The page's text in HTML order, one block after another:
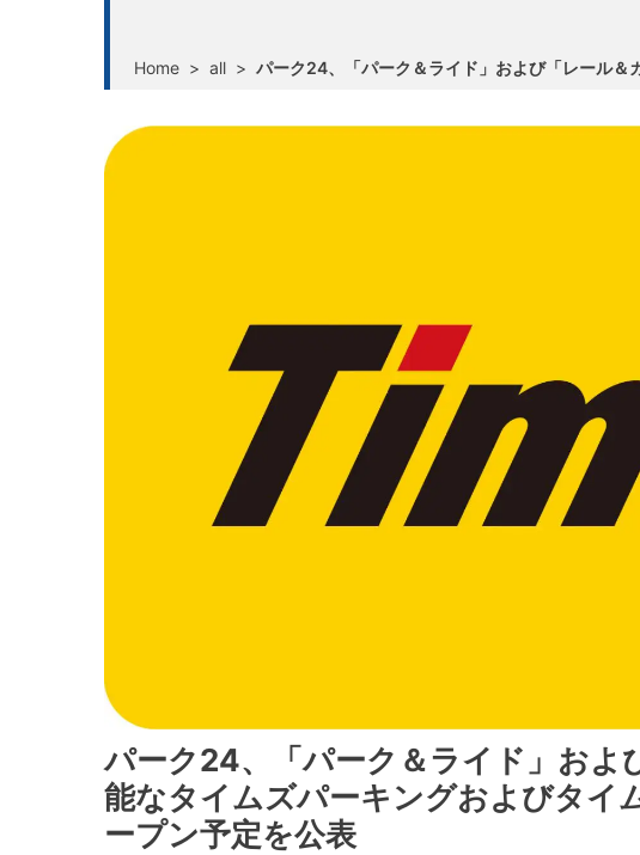
Home > all > パーク24、「パーク＆ライド」および「レール＆
パーク24、「パーク＆ライド」およ
能なタイムズパーキングおよびタイ
ープン予定を公表